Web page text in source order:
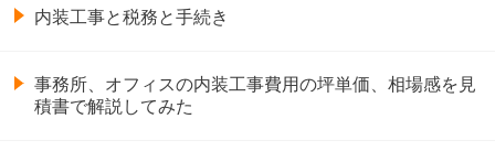
内装工事と税務と手続き
事務所、オフィスの内装工事費用の坪単価、相場感を見
積書で解説してみた